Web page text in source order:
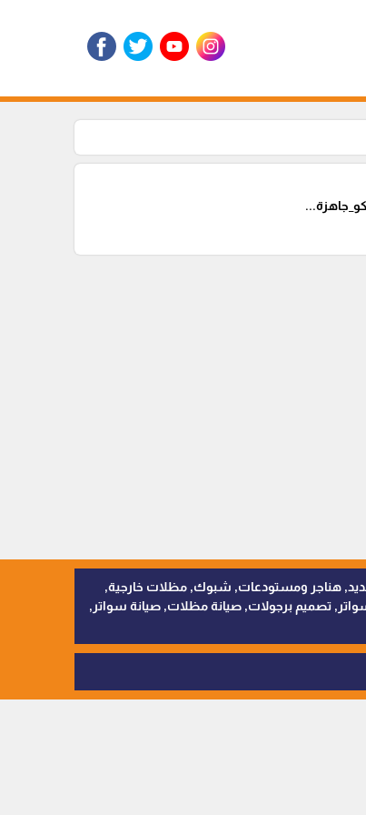
سواتر حديد, هناجر ومستودعات, شبوك, مظلات خارجية,
تصميم برجولات, صيانة مظلات, صيانة سواتر,